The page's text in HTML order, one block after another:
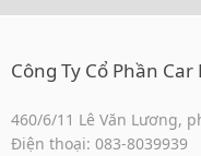
Công Ty Cổ Phần Car
460/6/11 Lê Văn Lương,
Điện thoại: 083-8039939